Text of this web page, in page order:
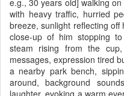
e.g., 30 years old] walking
with heavy traffic, hurried
breeze, sunlight reflecting
close-up of him stopping
steam rising from the
messages, expression tired
a nearby park bench,
around, background